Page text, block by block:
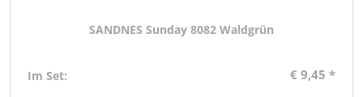
SANDNES Sunday 8082 Waldgrün
Im Set: € 9,45 *